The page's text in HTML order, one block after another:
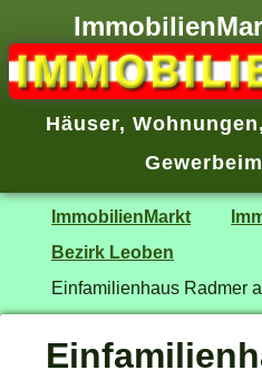
Häuser, Wohnungen,
ImmobilienMarkt
Bezirk Leoben
Einfamilienhaus Radmer